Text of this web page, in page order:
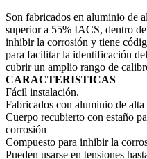
Son fabricados en aluminio de
superior a 55% IACS, dentro
inhibir la corrosión y tiene
para facilitar la identificación
cubrir un amplio rango de
CARACTERISTICAS
Fácil instalación.
Fabricados con aluminio de
Cuerpo recubierto con estaño
corrosión
Compuesto para inhibir la
Pueden usarse en tensiones